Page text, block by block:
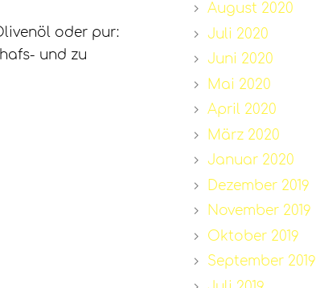
oder pur:
und zu
August 2020
Juli 2020
Juni 2020
Mai 2020
April 2020
März 2020
Januar 2020
Dezember 2019
November 2019
Oktober 2019
September 2019